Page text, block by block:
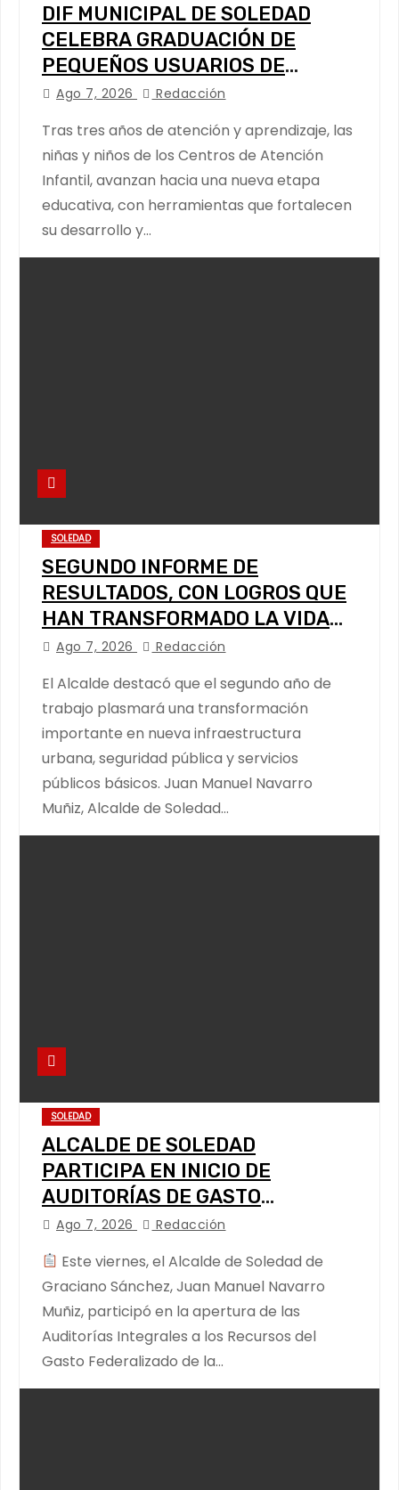
DIF MUNICIPAL DE SOLEDAD
CELEBRA GRADUACIÓN DE
PEQUEÑOS USUARIOS DE
ESTANCIAS “CAPULLITOS 1 Y 2”
Ago 7, 2026 Redacción
Tras tres años de atención y aprendizaje, las
niñas y niños de los Centros de Atención
Infantil, avanzan hacia una nueva etapa
educativa, con herramientas que fortalecen
su desarrollo y…
SOLEDAD
SEGUNDO INFORME DE
RESULTADOS, CON LOGROS QUE
HAN TRANSFORMADO LA VIDA
DE LOS SOLEDENSES: JUAN
Ago 7, 2026 Redacción
El Alcalde destacó que el segundo año de
trabajo plasmará una transformación
importante en nueva infraestructura
urbana, seguridad pública y servicios
públicos básicos. Juan Manuel Navarro
Muñiz, Alcalde de Soledad…
SOLEDAD
ALCALDE DE SOLEDAD
PARTICIPA EN INICIO DE
AUDITORÍAS DE GASTO
FEDERALIZADO
Ago 7, 2026 Redacción
Este viernes, el Alcalde de Soledad de
Graciano Sánchez, Juan Manuel Navarro
Muñiz, participó en la apertura de las
Auditorías Integrales a los Recursos del
Gasto Federalizado de la…